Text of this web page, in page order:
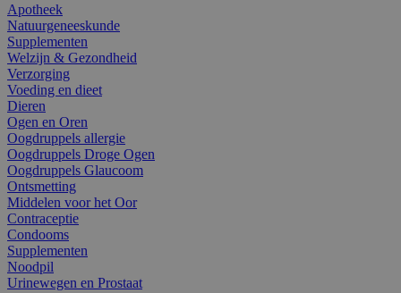
Apotheek
Natuurgeneeskunde
Supplementen
Welzijn & Gezondheid
Verzorging
Voeding en dieet
Dieren
Ogen en Oren
Oogdruppels allergie
Oogdruppels Droge Ogen
Oogdruppels Glaucoom
Ontsmetting
Middelen voor het Oor
Contraceptie
Condooms
Supplementen
Noodpil
Urinewegen en Prostaat